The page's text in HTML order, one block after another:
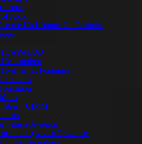
route
of Rock
Un Homme Un Territoire
LAPALUD
Mormoiron
Pernes les Fontaines
Istres ( UIMM )
Avignon
(Aix en Provence)